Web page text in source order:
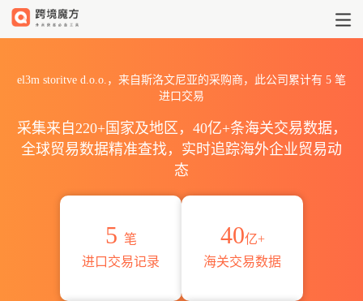
el3m storitve d.o.o.，来自斯洛文尼亚的采购商，此公司累计有 5 笔
进口交易
采集来自220+国家及地区，40亿+条海关交易数据，
全球贸易数据精准查找，实时追踪海外企业贸易动
态
5 笔
进口交易记录
40亿+
海关交易数据